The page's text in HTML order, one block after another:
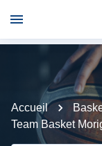
Accueil
Team Basket